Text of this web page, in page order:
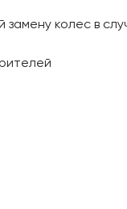
колес в